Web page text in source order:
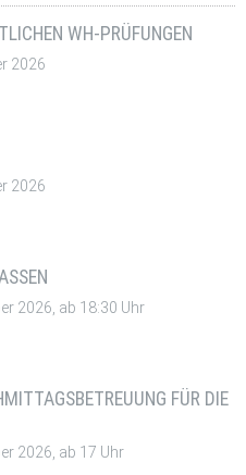
WH-PRÜFUNGEN
2026
2026
2026, ab 18:30 Uhr
FÜR DIE
2026, ab 17 Uhr